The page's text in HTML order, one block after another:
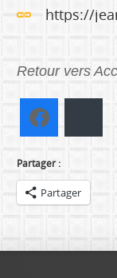
https://
Retour vers
Partager :
Partager